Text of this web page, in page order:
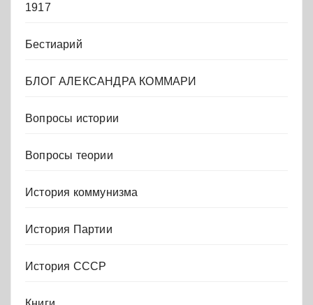
1917
Бестиарий
БЛОГ АЛЕКСАНДРА КОММАРИ
Вопросы истории
Вопросы теории
История коммунизма
История Партии
История СССР